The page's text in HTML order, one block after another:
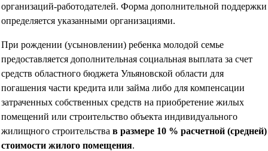
организаций-работодателей. Форма дополнительной поддержки
определяется указанными организациями.
При рождении (усыновлении) ребенка молодой семье
предоставляется дополнительная социальная выплата за счет
средств областного бюджета Ульяновской области для
погашения части кредита или займа либо для компенсации
затраченных собственных средств на приобретение жилых
помещений или строительство объекта индивидуального
жилищного строительства в размере 10 % расчетной (средней)
стоимости жилого помещения.